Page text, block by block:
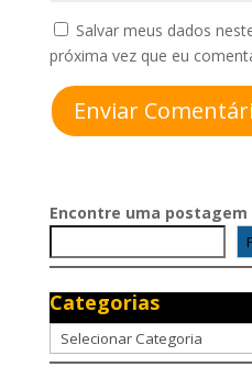
Salvar meus dados
próxima vez que eu
Enviar
Encontre uma postagem
Categorias
Categorias